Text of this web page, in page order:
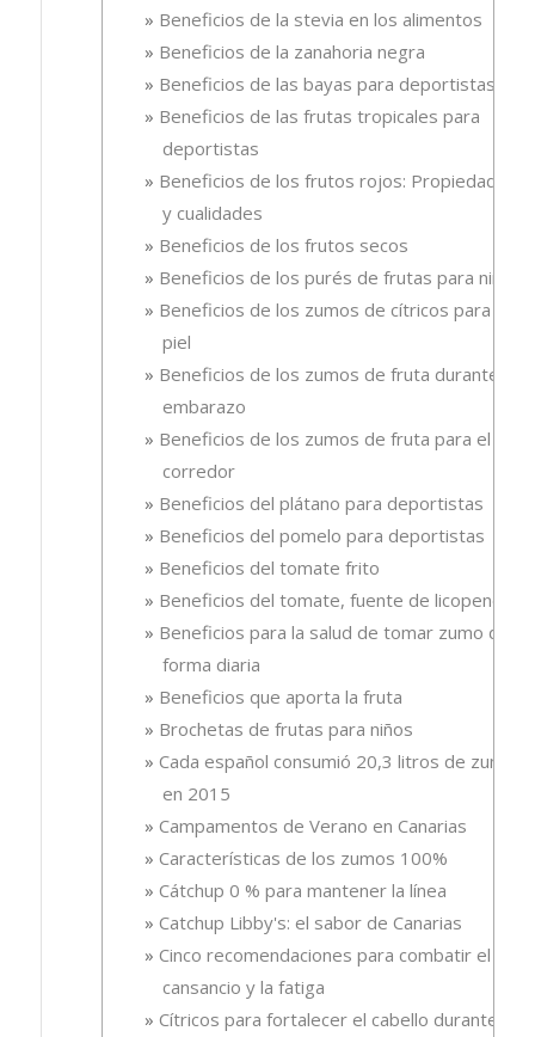
Beneficios de la stevia en los alimentos
Beneficios de la zanahoria negra
Beneficios de las bayas para deportistas
Beneficios de las frutas tropicales para
deportistas
Beneficios de los frutos rojos: Propiedades
y cualidades
Beneficios de los frutos secos
Beneficios de los purés de frutas para niños
Beneficios de los zumos de cítricos para la
piel
Beneficios de los zumos de fruta durante el
embarazo
Beneficios de los zumos de fruta para el
corredor
Beneficios del plátano para deportistas
Beneficios del pomelo para deportistas
Beneficios del tomate frito
Beneficios del tomate, fuente de licopeno
Beneficios para la salud de tomar zumo de
forma diaria
Beneficios que aporta la fruta
Brochetas de frutas para niños
Cada español consumió 20,3 litros de zumo
en 2015
Campamentos de Verano en Canarias
Características de los zumos 100%
Cátchup 0 % para mantener la línea
Catchup Libby's: el sabor de Canarias
Cinco recomendaciones para combatir el
cansancio y la fatiga
Cítricos para fortalecer el cabello durante el